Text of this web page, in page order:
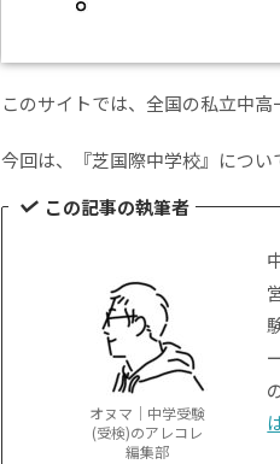
このサイトでは、全国の私立中高
今回は、『芝国際中学校』につい
この記事の執筆者
オヌマ｜中学受験
(受検)のアレコレ
編集部